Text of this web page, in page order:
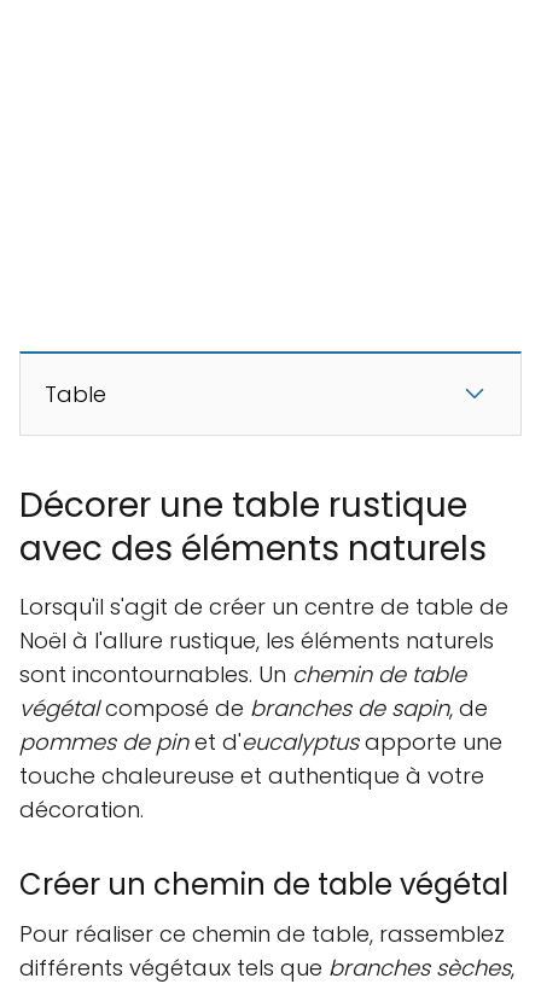
Table
Décorer une table rustique
avec des éléments naturels
Lorsqu'il s'agit de créer un centre de table de
Noël à l'allure rustique, les éléments naturels
sont incontournables. Un chemin de table
végétalcomposé de branches de sapin, de
pommes de pinet d'eucalyptusapporte une
touche chaleureuse et authentique à votre
décoration.
Créer un chemin de table végétal
Pour réaliser ce chemin de table, rassemblez
différents végétaux tels que branches sèches,